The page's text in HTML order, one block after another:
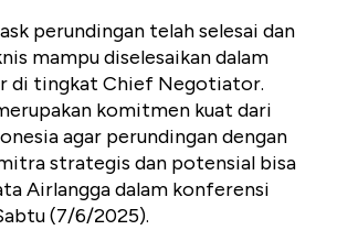
perundingan telah selesai dan
mampu diselesaikan dalam
di tingkat Chief Negotiator.
komitmen kuat dari
agar perundingan dengan
strategis dan potensial bisa
Airlangga dalam konferensi
(7/6/2025).